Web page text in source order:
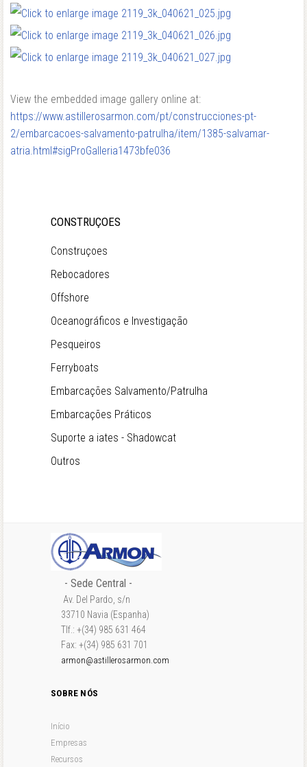
View the embedded image gallery online at:
https://www.astillerosarmon.com/pt/construcciones-pt-
2/embarcacoes-salvamento-patrulha/item/1385-salvamar-
atria.html#sigProGalleria1473bfe036
CONSTRUÇOES
Construçoes
Rebocadores
Offshore
Oceanográficos e Investigação
Pesqueiros
Ferryboats
Embarcações Salvamento/Patrulha
Embarcações Práticos
Suporte a iates - Shadowcat
Outros
- Sede Central -
Av. Del Pardo, s/n
33710 Navia (Espanha)
Tlf.: +(34) 985 631 464
Fax: +(34) 985 631 701
armon@astillerosarmon.com
SOBRE NÓS
Início
Empresas
Recursos